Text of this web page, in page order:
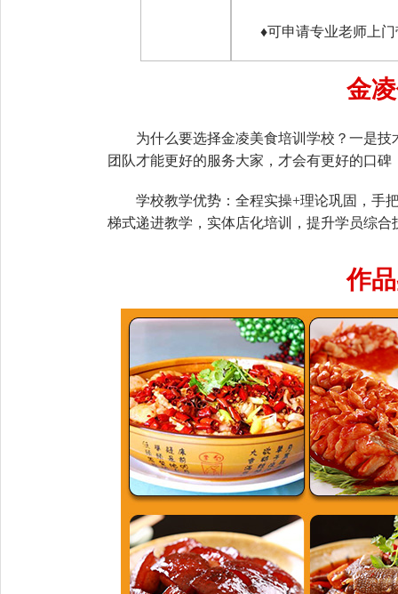
♦可申请专业老师上
金
为什么要选择金凌美食培训学校？一是
团队才能更好的服务大家，才会有更好的口碑
学校教学优势：全程实操+理论巩固，手
梯式递进教学，实体店化培训，提升学员综合
作